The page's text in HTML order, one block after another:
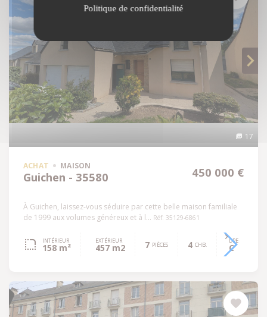
17
ACHAT MAISON
Guichen - 35580 450 000 €
À Guichen, laissez-vous séduire par cette belle maison familiale
de 1999 aux volumes généreux et à l... Réf: 35129-6861
INTÉRIEUR
158 m²
EXTÉRIEUR
457 m2 7 PIÈCES 4 CHB. DPE
C
Politique de confidentialité